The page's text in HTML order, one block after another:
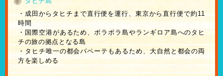
・成田からタヒチまで直行便を運行、東京から直行便で約11
時間
・国際空港があるため、ボラボラ島やランギロア島へのタヒ
チの旅の拠点となる島
・タヒチ唯一の都会パペーテもあるため、大自然と都会の両
方を楽しめる